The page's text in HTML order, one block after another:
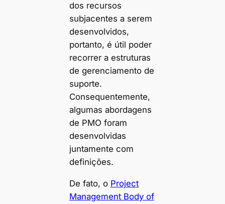
dos recursos
subjacentes a serem
desenvolvidos,
portanto, é útil poder
recorrer a estruturas
de gerenciamento de
suporte.
Consequentemente,
algumas abordagens
de PMO foram
desenvolvidas
juntamente com
definições.
De fato, o Project
Management Body of